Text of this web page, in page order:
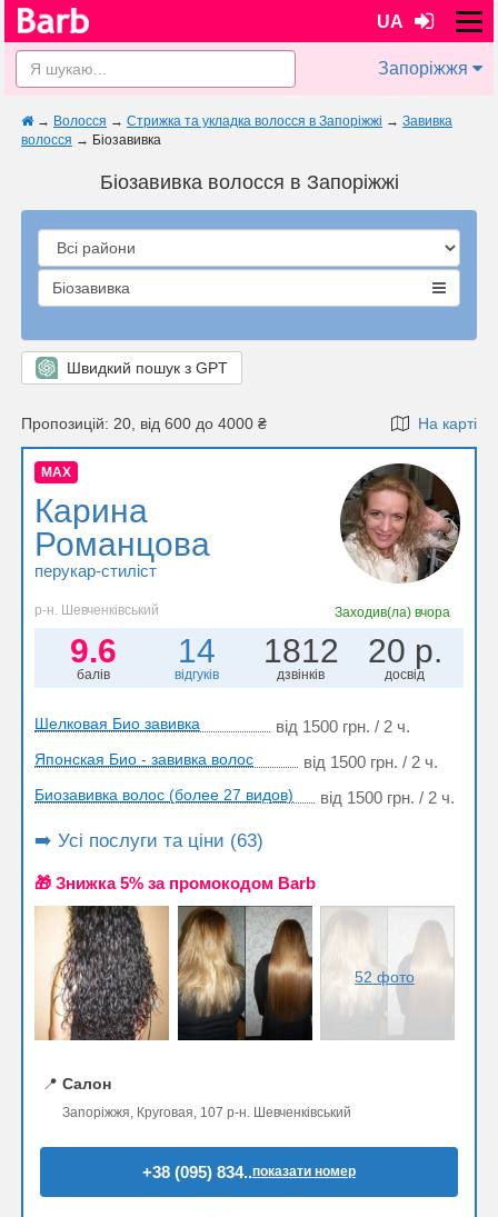
UA
Запоріжжя
→ Волосся → Стрижка та укладка волосся в Запоріжжі → Завивка
волосся → Біозавивка
Біозавивка волосся в Запоріжжі
Біозавивка
Швидкий пошук з GPT
Пропозицій: 20, від 600 до 4000 ₴ На карті
MAX
Карина
Романцова
перукар-стиліст
р-н. Шевченківський Заходив(ла) вчора
9.6
балів
14
відгуків
1812
дзвінків
20 р.
досвід
Шелковая Био завивка від 1500 грн. / 2 ч.
Японская Био - завивка волос від 1500 грн. / 2 ч.
Биозавивка волос (более 27 видов) від 1500 грн. / 2 ч.
➡️ Усі послуги та ціни (63)
🎁 Знижка 5% за промокодом Barb
52 фото
📍 Салон
Запоріжжя, Круговая, 107 р-н. Шевченківський
+38 (095) 834..показати номер